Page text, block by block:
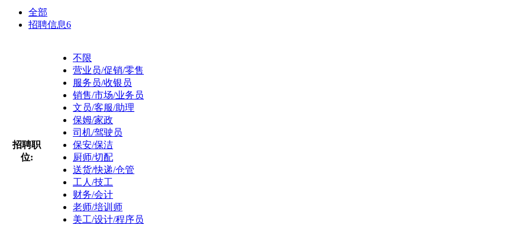
全部
招聘信息6
招聘职
位:
不限
营业员/促销/零售
服务员/收银员
销售/市场/业务员
文员/客服/助理
保姆/家政
司机/驾驶员
保安/保洁
厨师/切配
送货/快递/仓管
工人/技工
财务/会计
老师/培训师
美工/设计/程序员